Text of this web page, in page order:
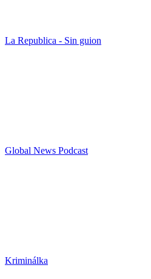
La Republica - Sin guion
Global News Podcast
Kriminálka